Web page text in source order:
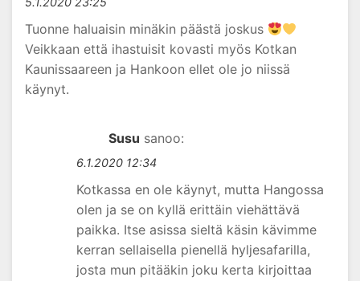
Tuonne haluaisin minäkin päästä joskus
Veikkaan että ihastuisit kovasti myös Kotkan
Kaunissaareen ja Hankoon ellet ole jo niissä
käynyt.
Susu sanoo:
6.1.2020 12:34
Kotkassa en ole käynyt, mutta Hangossa
olen ja se on kyllä erittäin viehättävä
paikka. Itse asissa sieltä käsin kävimme
kerran sellaisella pienellä hyljesafarilla,
josta mun pitääkin joku kerta kirjoittaa